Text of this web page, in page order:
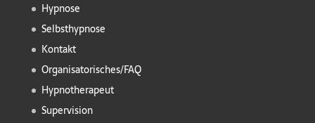
Hypnose
Selbsthypnose
Kontakt
Organisatorisches/FAQ
Hypnotherapeut
Supervision